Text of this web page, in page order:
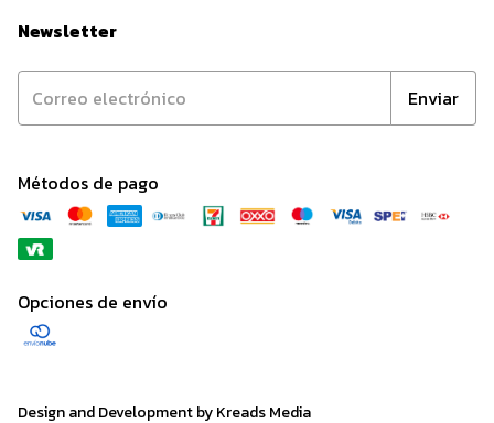
Newsletter
Métodos de pago
Opciones de envío
Design and Development by Kreads Media